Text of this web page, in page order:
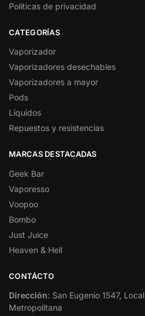
Políticas de privacidad
CATEGORÍAS
Vaporizador
Vaporizadores desechables
Vaporizadores a mayor
Pods
Líquidos
Repuestos y resistencias
MARCAS DESTACADAS
Geek Bar
Vaporesso
Voopoo
Bombo
Just Juice
Heaven & Hell
CONTÁCTO
Dirección: San Eugenio 1547,
Metropolitana